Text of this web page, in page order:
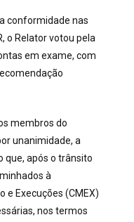
conformidade nas
o Relator votou pela
em exame, com
membros do
unanimidade, a
que, após o trânsito
à
e Execuções (CMEX)
nos termos